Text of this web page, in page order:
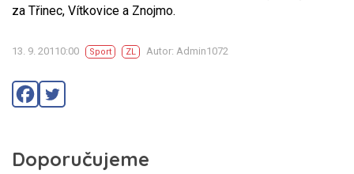
za Třinec, Vítkovice a Znojmo.
13. 9. 20110:00 Sport ZL Autor: Admin1072